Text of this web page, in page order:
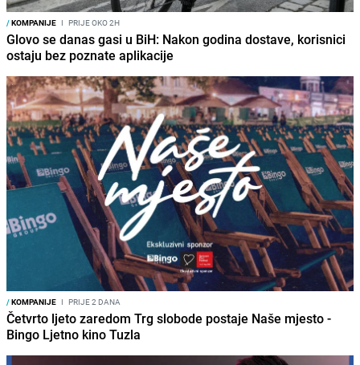
/KOMPANIJE I PRIJE OKO 2H
Glovo se danas gasi u BiH: Nakon godina dostave, korisnici
ostaju bez poznate aplikacije
/KOMPANIJE I PRIJE 2 DANA
Četvrto ljeto zaredom Trg slobode postaje Naše mjesto -
Bingo Ljetno kino Tuzla